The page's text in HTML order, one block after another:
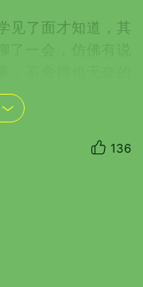
了面才知道，其
去立交桥那边看了
但是那种自由自在
，说，孤独这东
136